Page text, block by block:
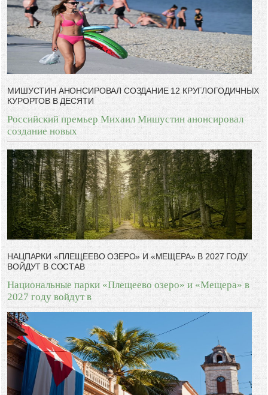
-- Люблю давать советы и очень не люблю, когда их дают мне.
МИШУСТИН АНОНСИРОВАЛ СОЗДАНИЕ 12 КРУГЛОГОДИЧНЫХ
КУРОРТОВ В ДЕСЯТИ
Российский премьер Михаил Мишустин анонсировал
создание новых
НАЦПАРКИ «ПЛЕЩЕЕВО ОЗЕРО» И «МЕЩЕРА» В 2027 ГОДУ
ВОЙДУТ В СОСТАВ
Национальные парки «Плещеево озеро» и «Мещера» в
2027 году войдут в